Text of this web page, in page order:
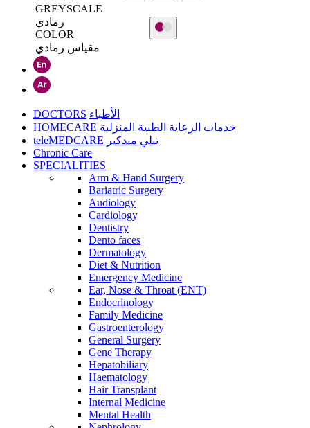
GREYSCALE
رمادي
COLOR
مقياس رمادي
DOCTORS الأطباء
HOMECARE خدمات الرعاية الطبية المنزلية
teleMEDCARE تيلي ميدكير
Chronic Care
SPECIALITIES
Arm & Hand Surgery
Bariatric Surgery
Audiology
Cardiology
Dentistry
Dento faces
Dermatology
Diet & Nutrition
Emergency Medicine
Ear, Nose & Throat (ENT)
Endocrinology
Family Medicine
Gastroenterology
General Surgery
Gene Therapy
Hepatobiliary
Haematology
Hair Transplant
Internal Medicine
Mental Health